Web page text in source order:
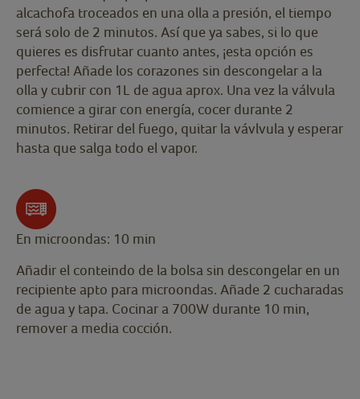
alcachofa troceados en una olla a presión, el tiempo
será solo de 2 minutos. Así que ya sabes, si lo que
quieres es disfrutar cuanto antes, ¡esta opción es
perfecta! Añade los corazones sin descongelar a la
olla y cubrir con 1L de agua aprox. Una vez la válvula
comience a girar con energía, cocer durante 2
minutos. Retirar del fuego, quitar la vávlvula y esperar
hasta que salga todo el vapor.
En microondas: 10 min
Añadir el conteindo de la bolsa sin descongelar en un
recipiente apto para microondas. Añade 2 cucharadas
de agua y tapa. Cocinar a 700W durante 10 min,
remover a media cocción.